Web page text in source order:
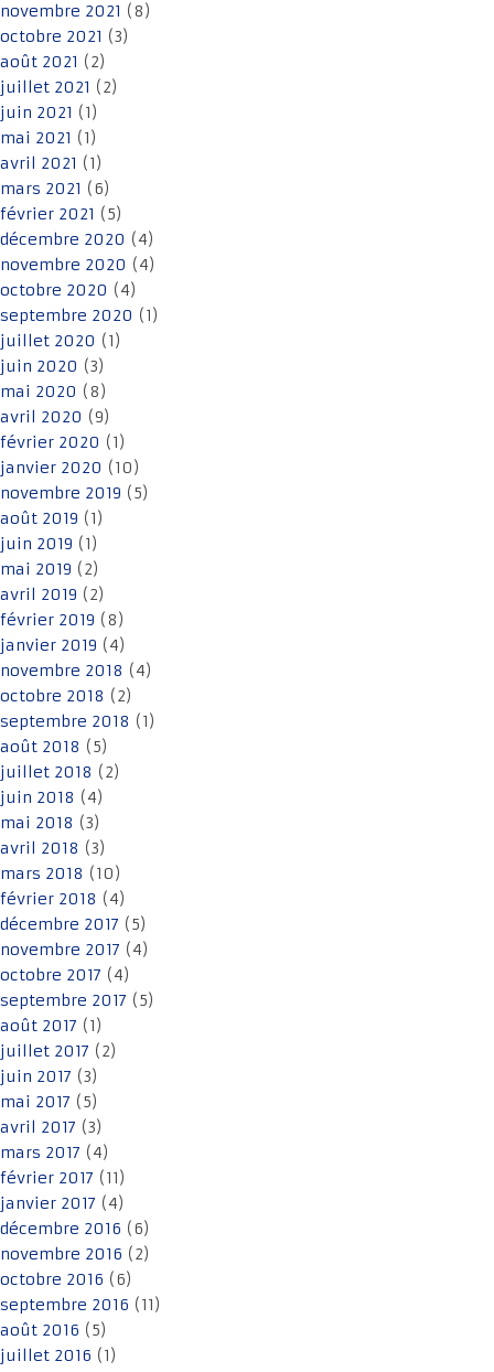
novembre 2021 (8)
octobre 2021 (3)
août 2021 (2)
juillet 2021 (2)
juin 2021 (1)
mai 2021 (1)
avril 2021 (1)
mars 2021 (6)
février 2021 (5)
décembre 2020 (4)
novembre 2020 (4)
octobre 2020 (4)
septembre 2020 (1)
juillet 2020 (1)
juin 2020 (3)
mai 2020 (8)
avril 2020 (9)
février 2020 (1)
janvier 2020 (10)
novembre 2019 (5)
août 2019 (1)
juin 2019 (1)
mai 2019 (2)
avril 2019 (2)
février 2019 (8)
janvier 2019 (4)
novembre 2018 (4)
octobre 2018 (2)
septembre 2018 (1)
août 2018 (5)
juillet 2018 (2)
juin 2018 (4)
mai 2018 (3)
avril 2018 (3)
mars 2018 (10)
février 2018 (4)
décembre 2017 (5)
novembre 2017 (4)
octobre 2017 (4)
septembre 2017 (5)
août 2017 (1)
juillet 2017 (2)
juin 2017 (3)
mai 2017 (5)
avril 2017 (3)
mars 2017 (4)
février 2017 (11)
janvier 2017 (4)
décembre 2016 (6)
novembre 2016 (2)
octobre 2016 (6)
septembre 2016 (11)
août 2016 (5)
juillet 2016 (1)